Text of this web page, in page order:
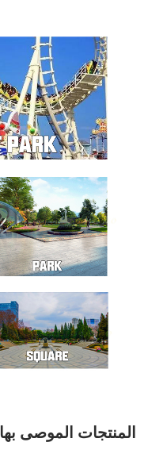
المنتجات الموصى بها